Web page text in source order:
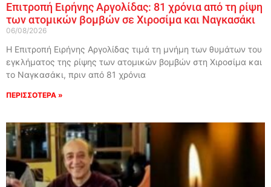
Επιτροπή Ειρήνης Αργολίδας: 81 χρόνια από τη ρίψη
των ατομικών βομβών σε Χιροσίμα και Ναγκασάκι
06/08/2026
Η Επιτροπή Ειρήνης Αργολίδας τιμά τη μνήμη των θυμάτων του
εγκλήματος της ρίψης των ατομικών βομβών στη Χιροσίμα και
το Ναγκασάκι, πριν από 81 χρόνια
ΠΕΡΙΣΣΟΤΕΡΑ »